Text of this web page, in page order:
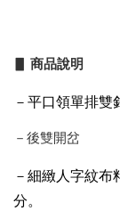
▋ 商品說明
－平口領單排雙
－後雙開岔
－細緻人字紋布
分。